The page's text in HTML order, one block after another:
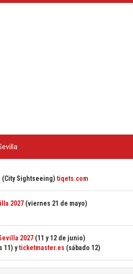
(City Sightseeing) tiqets.com
2027 (viernes 21 de mayo)
2027 (11 y 12 de junio)
11) yticketmaster.es (sábado 12)